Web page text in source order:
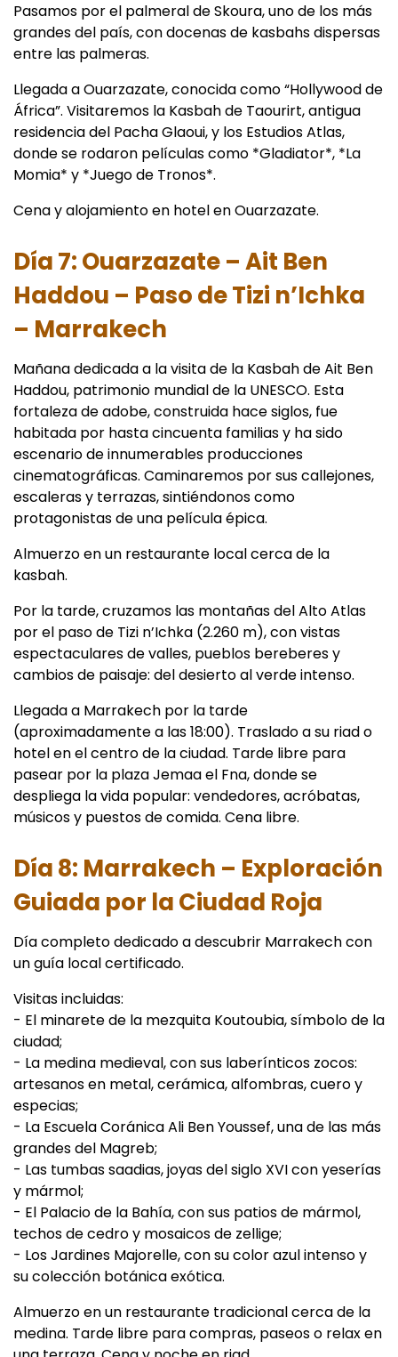
Pasamos por el palmeral de Skoura, uno de los más
grandes del país, con docenas de kasbahs dispersas
entre las palmeras.
Llegada a Ouarzazate, conocida como “Hollywood de
África”. Visitaremos la Kasbah de Taourirt, antigua
residencia del Pacha Glaoui, y los Estudios Atlas,
donde se rodaron películas como *Gladiator*, *La
Momia* y *Juego de Tronos*.
Cena y alojamiento en hotel en Ouarzazate.
Día 7: Ouarzazate – Ait Ben
Haddou – Paso de Tizi n’Ichka
– Marrakech
Mañana dedicada a la visita de la Kasbah de Ait Ben
Haddou, patrimonio mundial de la UNESCO. Esta
fortaleza de adobe, construida hace siglos, fue
habitada por hasta cincuenta familias y ha sido
escenario de innumerables producciones
cinematográficas. Caminaremos por sus callejones,
escaleras y terrazas, sintiéndonos como
protagonistas de una película épica.
Almuerzo en un restaurante local cerca de la
kasbah.
Por la tarde, cruzamos las montañas del Alto Atlas
por el paso de Tizi n’Ichka (2.260 m), con vistas
espectaculares de valles, pueblos bereberes y
cambios de paisaje: del desierto al verde intenso.
Llegada a Marrakech por la tarde
(aproximadamente a las 18:00). Traslado a su riad o
hotel en el centro de la ciudad. Tarde libre para
pasear por la plaza Jemaa el Fna, donde se
despliega la vida popular: vendedores, acróbatas,
músicos y puestos de comida. Cena libre.
Día 8: Marrakech – Exploración
Guiada por la Ciudad Roja
Día completo dedicado a descubrir Marrakech con
un guía local certificado.
Visitas incluidas:
- El minarete de la mezquita Koutoubia, símbolo de la
ciudad;
- La medina medieval, con sus laberínticos zocos:
artesanos en metal, cerámica, alfombras, cuero y
especias;
- La Escuela Coránica Ali Ben Youssef, una de las más
grandes del Magreb;
- Las tumbas saadias, joyas del siglo XVI con yeserías
y mármol;
- El Palacio de la Bahía, con sus patios de mármol,
techos de cedro y mosaicos de zellige;
- Los Jardines Majorelle, con su color azul intenso y
su colección botánica exótica.
Almuerzo en un restaurante tradicional cerca de la
medina. Tarde libre para compras, paseos o relax en